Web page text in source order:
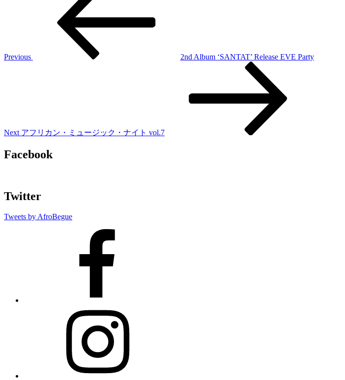
ゲ
Previous
2nd Album ‘SANTAT’ Release EVE Party
Next アフリカン・ミュージック・ナイト vol.7
Facebook
Twitter
Tweets by AfroBegue